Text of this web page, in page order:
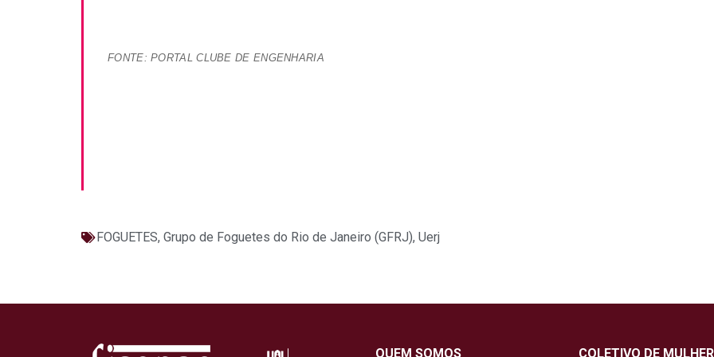
FONTE: PORTAL CLUBE DE ENGENHARIA
FOGUETES, Grupo de Foguetes do Rio de Janeiro (GFRJ), Uerj
QUEM SOMOS COLETIVO DE